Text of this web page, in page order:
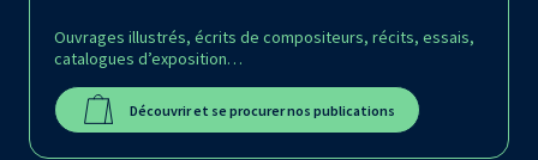
Ouvrages illustrés, écrits de compositeurs, récits, essais,
catalogues d’exposition…
Découvrir et se procurer nos publications